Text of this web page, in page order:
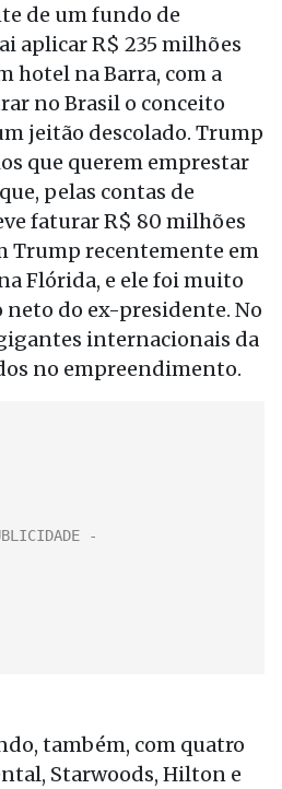
de um fundo de
aplicar R$ 235 milhões
hotel na Barra, com a
no Brasil o conceito
jeitão descolado. Trump
que querem emprestar
pelas contas de
faturar R$ 80 milhões
Trump recentemente em
Flórida, e ele foi muito
neto do ex-presidente. No
internacionais da
no empreendimento.
também, com quatro
Starwoods, Hilton e